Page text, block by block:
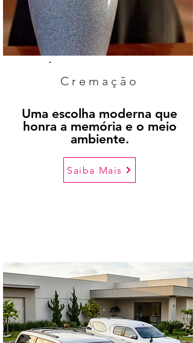
Cremação
Uma escolha moderna que
honra a memória e o meio
ambiente.
Saiba Mais